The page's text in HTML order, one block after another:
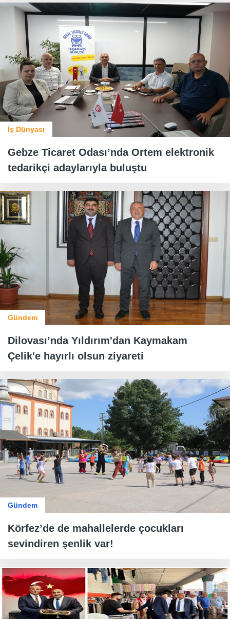
İş Dünyası
Gebze Ticaret Odası’nda Ortem elektronik
tedarikçi adaylarıyla buluştu
Gündem
Dilovası’nda Yıldırım'dan Kaymakam
Çelik'e hayırlı olsun ziyareti
Gündem
Körfez’de de mahallelerde çocukları
sevindiren şenlik var!